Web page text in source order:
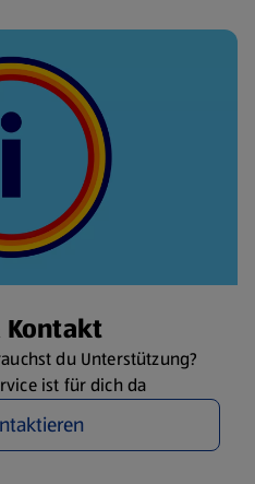
Kontakt
du Unterstützung?
ist für dich da